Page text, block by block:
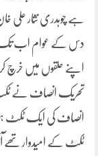
ہے چوہدری نثار علی
دس کے عوام اب تک
اپنے حلقوں میں خرچ
تحریک انصاف نے ٹکٹ
انصاف کی ایک ٹکٹ
ٹکٹ کے امیدوار تھے